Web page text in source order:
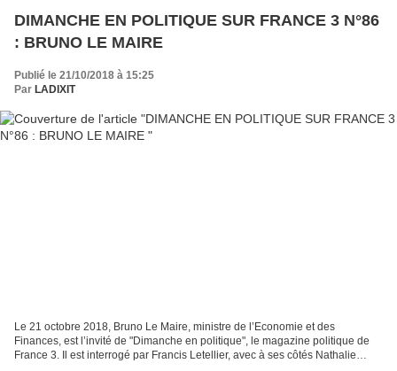
DIMANCHE EN POLITIQUE SUR FRANCE 3 N°86
: BRUNO LE MAIRE
Publié le 21/10/2018 à 15:25
Par LADIXIT
Le 21 octobre 2018, Bruno Le Maire, ministre de l’Economie et des
Finances, est l’invité de "Dimanche en politique", le magazine politique de
France 3. Il est interrogé par Francis Letellier, avec à ses côtés Nathalie